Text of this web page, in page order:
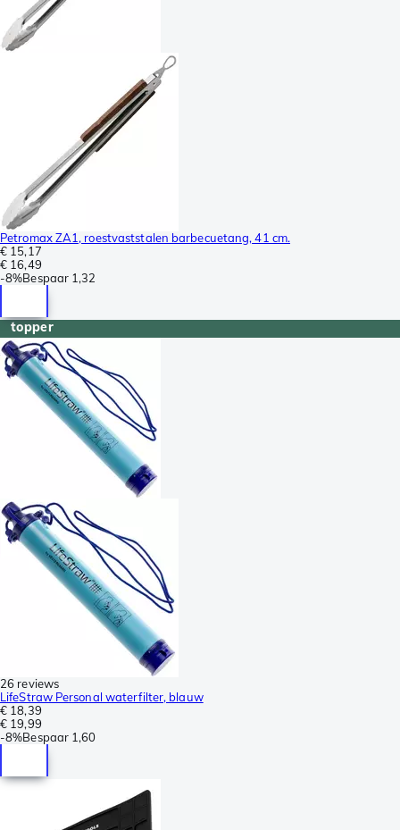
Petromax ZA1, roestvaststalen barbecuetang, 41 cm.
€ 15,17
€ 16,49
-8%Bespaar 1,32
topper
26 reviews
LifeStraw Personal waterfilter, blauw
€ 18,39
€ 19,99
-8%Bespaar 1,60